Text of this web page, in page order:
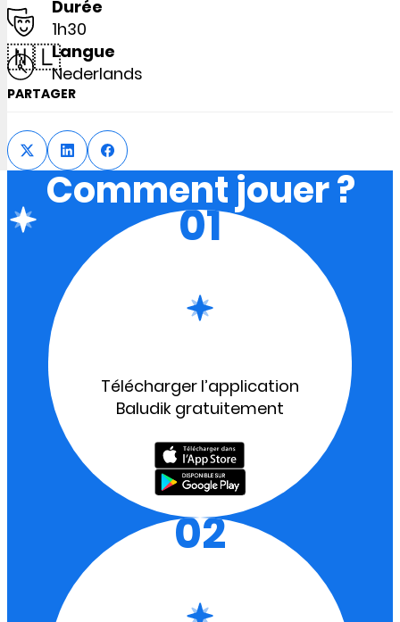
Durée
1h30
🇳🇱Langue
Nederlands
PARTAGER
Comment jouer ?
01
Télécharger l’application
Baludik gratuitement
02